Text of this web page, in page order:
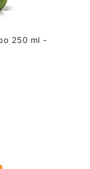
250 ml -